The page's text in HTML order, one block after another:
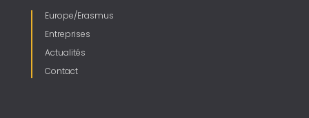
Europe/Erasmus
Entreprises
Actualités
Contact